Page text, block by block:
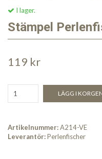
I lager.
Stämpel
119 kr
LÄGG I
Artikelnummer:A214-VE
Leverantör:Perlenfischer